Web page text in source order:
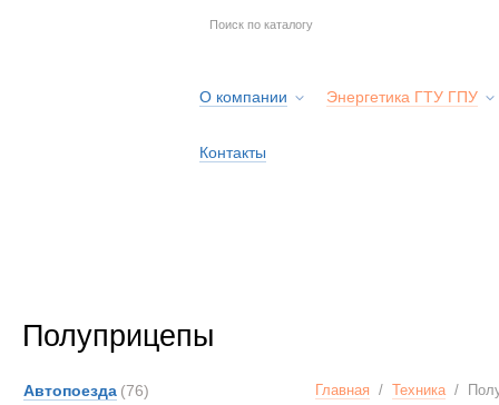
О компании Энергетика ГТУ ГПУ
Контакты
Полуприцепы
Автопоезда (76) Главная / Техника/